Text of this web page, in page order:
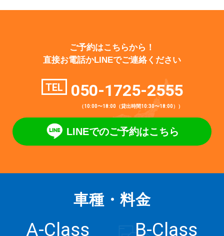
ご予約はこちらから！
直接お電話かLINEでご連絡ください
TEL 050-1725-2555
（10:00〜18:00（貸出時間10:30〜18:00））
LINEでのご予約はこちら
車種・料金
A-Class B-Class